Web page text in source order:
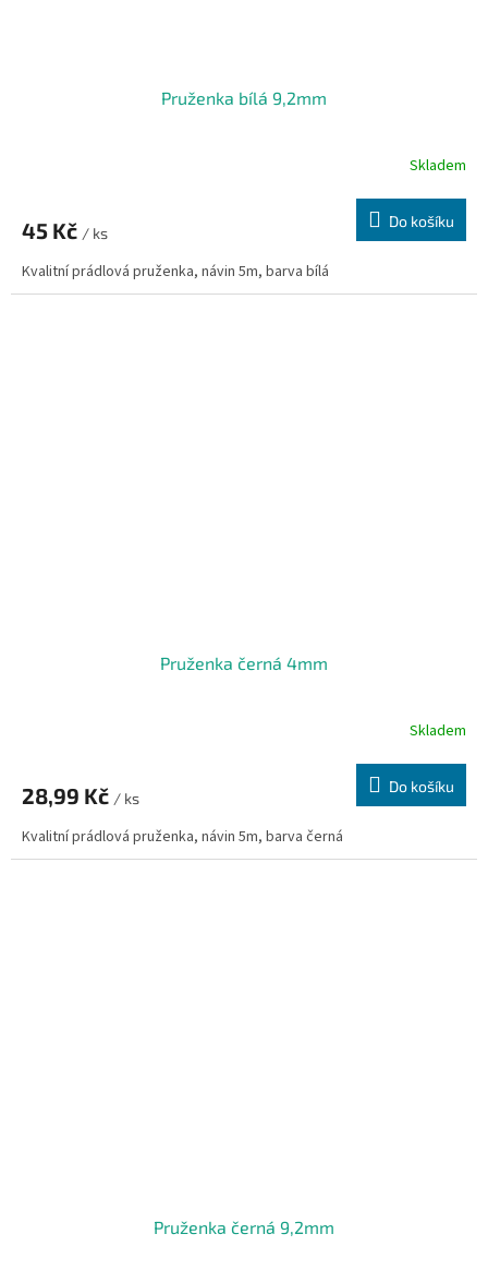
Pruženka bílá 9,2mm
Skladem
45 Kč / ks
Do košíku
Kvalitní prádlová pruženka, návin 5m, barva bílá
Pruženka černá 4mm
Skladem
28,99 Kč / ks
Do košíku
Kvalitní prádlová pruženka, návin 5m, barva černá
Pruženka černá 9,2mm